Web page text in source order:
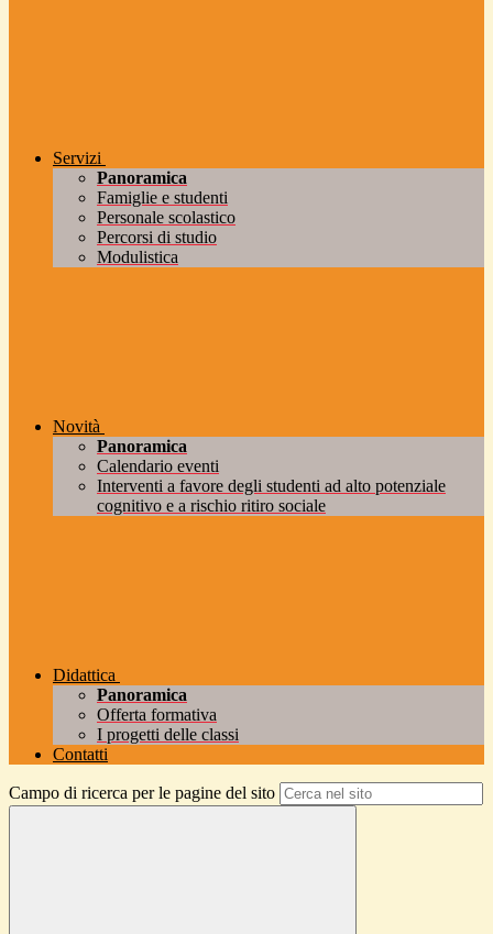
Servizi
Panoramica
Famiglie e studenti
Personale scolastico
Percorsi di studio
Modulistica
Novità
Panoramica
Calendario eventi
Interventi a favore degli studenti ad alto potenziale
cognitivo e a rischio ritiro sociale
Didattica
Panoramica
Offerta formativa
I progetti delle classi
Contatti
Campo di ricerca per le pagine del sito